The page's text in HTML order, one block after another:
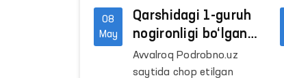
08
May
Qarshidagi 1-guruh
nogironligi bo‘lgan
fuqaroning uy-
joyga oid murojaati
Avvalroq Podrobno.uz
saytida chop etilgan